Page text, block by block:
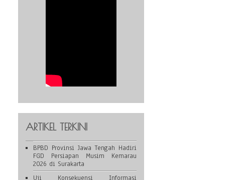
ARTIKEL TERKINI
BPBD Provinsi Jawa Tengah Hadiri
FGD Persiapan Musim Kemarau
2026 di Surakarta
Uji Konsekuensi Informasi